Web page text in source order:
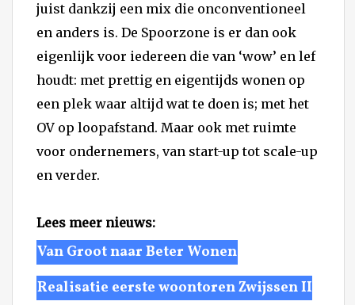
juist dankzij een mix die onconventioneel
en anders is. De Spoorzone is er dan ook
eigenlijk voor iedereen die van ‘wow’ en lef
houdt: met prettig en eigentijds wonen op
een plek waar altijd wat te doen is; met het
OV op loopafstand. Maar ook met ruimte
voor ondernemers, van start-up tot scale-up
en verder.
Lees meer nieuws:
Van Groot naar Beter Wonen
Realisatie eerste woontoren Zwijssen II